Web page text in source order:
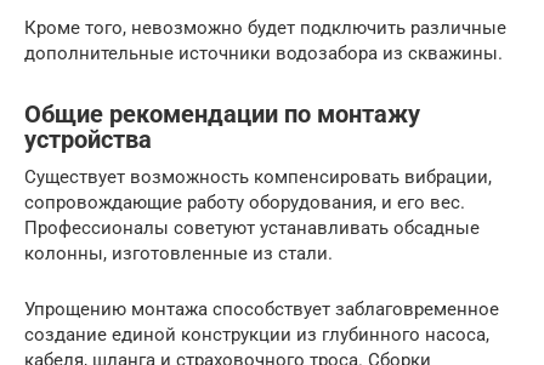
Кроме того, невозможно будет подключить различные
дополнительные источники водозабора из скважины.
Общие рекомендации по монтажу
устройства
Существует возможность компенсировать вибрации,
сопровождающие работу оборудования, и его вес.
Профессионалы советуют устанавливать обсадные
колонны, изготовленные из стали.
Упрощению монтажа способствует заблаговременное
создание единой конструкции из глубинного насоса,
кабеля, шланга и страховочного троса. Сборки